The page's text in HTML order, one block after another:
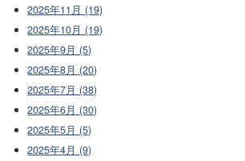
2025年11月 (19)
2025年10月 (19)
2025年9月 (5)
2025年8月 (20)
2025年7月 (38)
2025年6月 (30)
2025年5月 (5)
2025年4月 (9)